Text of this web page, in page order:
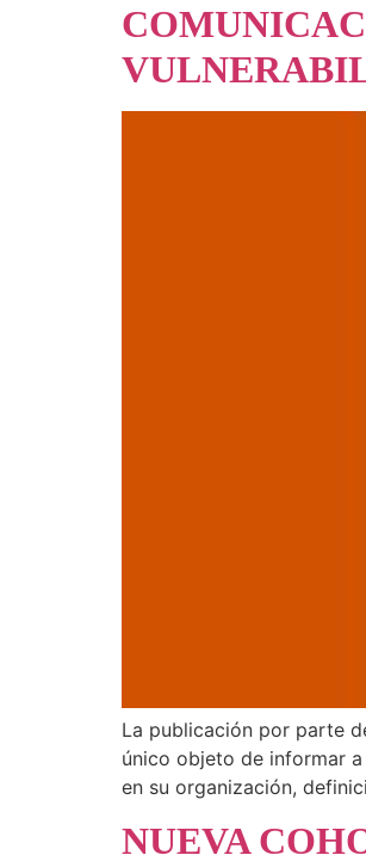
La publicación por parte
único objeto de informar
en su organización,
NUEVA